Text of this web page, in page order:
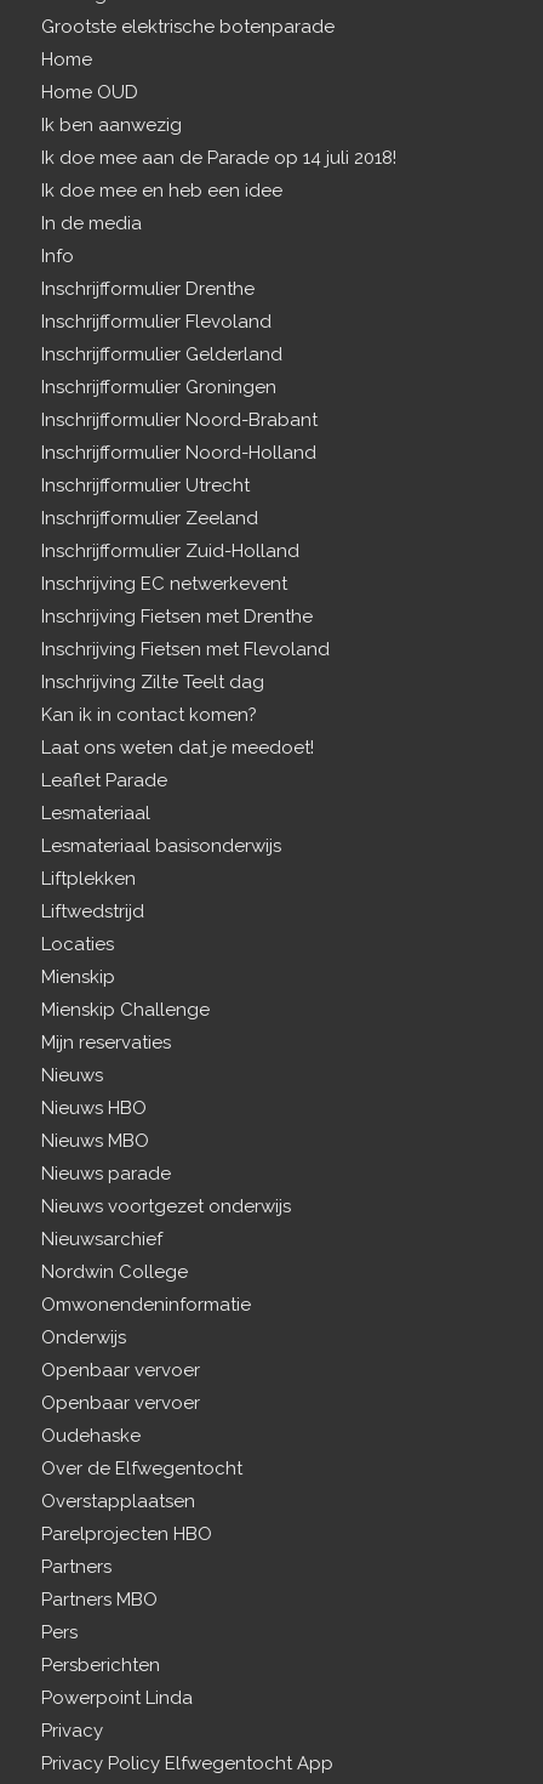
Grootste elektrische botenparade
Home
Home OUD
Ik ben aanwezig
Ik doe mee aan de Parade op 14 juli 2018!
Ik doe mee en heb een idee
In de media
Info
Inschrijfformulier Drenthe
Inschrijfformulier Flevoland
Inschrijfformulier Gelderland
Inschrijfformulier Groningen
Inschrijfformulier Noord-Brabant
Inschrijfformulier Noord-Holland
Inschrijfformulier Utrecht
Inschrijfformulier Zeeland
Inschrijfformulier Zuid-Holland
Inschrijving EC netwerkevent
Inschrijving Fietsen met Drenthe
Inschrijving Fietsen met Flevoland
Inschrijving Zilte Teelt dag
Kan ik in contact komen?
Laat ons weten dat je meedoet!
Leaflet Parade
Lesmateriaal
Lesmateriaal basisonderwijs
Liftplekken
Liftwedstrijd
Locaties
Mienskip
Mienskip Challenge
Mijn reservaties
Nieuws
Nieuws HBO
Nieuws MBO
Nieuws parade
Nieuws voortgezet onderwijs
Nieuwsarchief
Nordwin College
Omwonendeninformatie
Onderwijs
Openbaar vervoer
Openbaar vervoer
Oudehaske
Over de Elfwegentocht
Overstapplaatsen
Parelprojecten HBO
Partners
Partners MBO
Pers
Persberichten
Powerpoint Linda
Privacy
Privacy Policy Elfwegentocht App